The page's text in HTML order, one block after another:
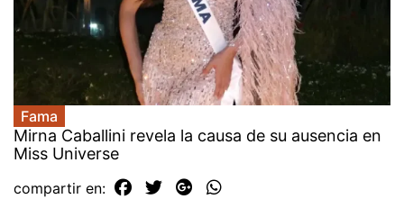
Fama
Mirna Caballini revela la causa de su ausencia en
Miss Universe
compartir en: